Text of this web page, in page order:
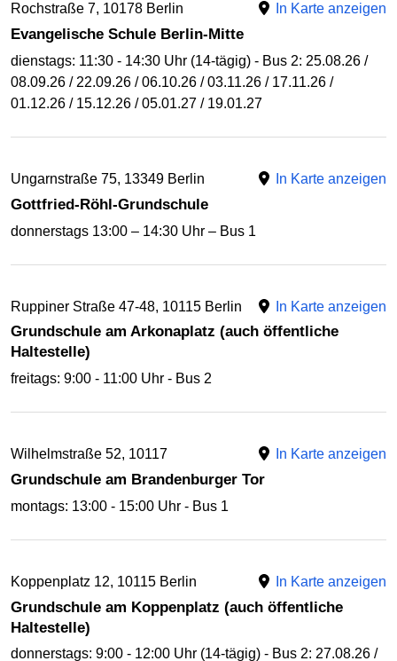
Rochstraße 7, 10178 Berlin In Karte anzeigen
Evangelische Schule Berlin-Mitte
dienstags: 11:30 - 14:30 Uhr (14-tägig) - Bus 2: 25.08.26 /
08.09.26 / 22.09.26 / 06.10.26 / 03.11.26 / 17.11.26 /
01.12.26 / 15.12.26 / 05.01.27 / 19.01.27
Ungarnstraße 75, 13349 Berlin In Karte anzeigen
Gottfried-Röhl-Grundschule
donnerstags 13:00 – 14:30 Uhr – Bus 1
Ruppiner Straße 47-48, 10115 Berlin In Karte anzeigen
Grundschule am Arkonaplatz (auch öffentliche
Haltestelle)
freitags: 9:00 - 11:00 Uhr - Bus 2
Wilhelmstraße 52, 10117 In Karte anzeigen
Grundschule am Brandenburger Tor
montags: 13:00 - 15:00 Uhr - Bus 1
Koppenplatz 12, 10115 Berlin In Karte anzeigen
Grundschule am Koppenplatz (auch öffentliche
Haltestelle)
donnerstags: 9:00 - 12:00 Uhr (14-tägig) - Bus 2: 27.08.26 /